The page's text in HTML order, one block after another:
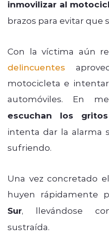
inmovilizar al
brazos para evitar que
Con la víctima aún
delincuentes
motocicleta e
automóviles. En
escuchan los
intenta dar la alarma
sufriendo.
Una vez concretado
huyen rápidamente
Sur, llevándose
sustraída.